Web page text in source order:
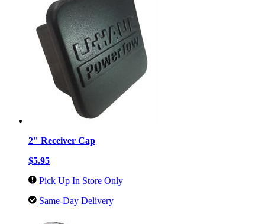
2" Receiver Cap
$5.95
Pick Up In Store Only
Same-Day Delivery